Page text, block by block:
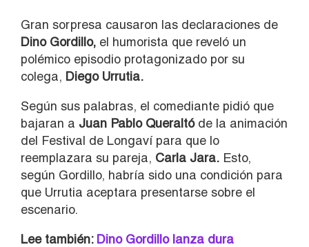
Gran sorpresa causaron las declaraciones de
Dino Gordillo, el humorista que reveló un
polémico episodio protagonizado por su
colega, Diego Urrutia.
Según sus palabras, el comediante pidió que
bajaran a Juan Pablo Queraltóde la animación
del Festival de Longaví para que lo
reemplazara su pareja, Carla Jara. Esto,
según Gordillo, habría sido una condición para
que Urrutia aceptara presentarse sobre el
escenario.
Lee también:Dino Gordillo lanza dura